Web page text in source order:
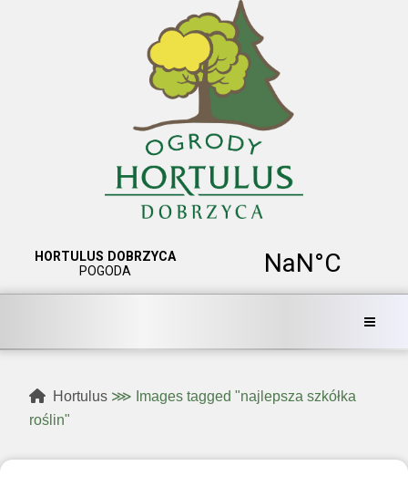
Hortulus ⋙ Images tagged "najlepsza szkółka
roślin"